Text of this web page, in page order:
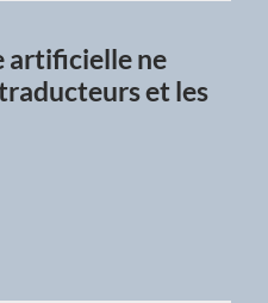
artificielle ne
et les